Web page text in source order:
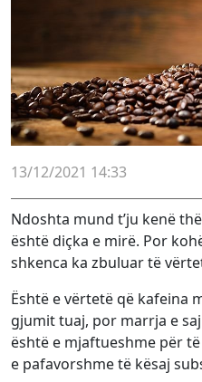
13/12/2021 14:33
Ndoshta mund t’ju kenë
është diçka e mirë. Por
shkenca ka zbuluar të
Është e vërtetë që kafeina
gjumit tuaj, por marrja e
është e mjaftueshme për
e pafavorshme të kësaj